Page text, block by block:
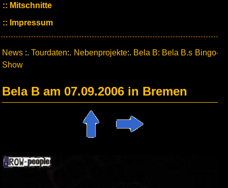
Mitschnitte
Impressum
News :.Tourdaten:. Nebenprojekte:. Bela B: Bela B.s Bingo-
Show
Bela B am 07.09.2006 in Bremen